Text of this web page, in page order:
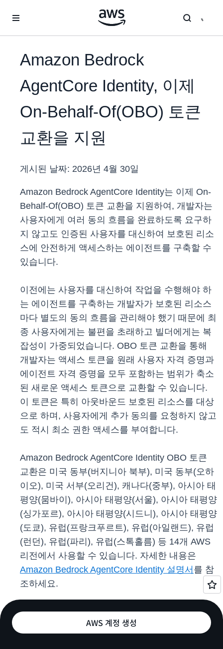
Amazon Bedrock
AgentCore Identity, 이제
On-Behalf-Of(OBO) 토큰
교환을 지원
게시된 날짜: 2026년 4월 30일
Amazon Bedrock AgentCore Identity는 이제 On-
Behalf-Of(OBO) 토큰 교환을 지원하여, 개발자는
사용자에게 여러 동의 흐름을 완료하도록 요구하
지 않고도 인증된 사용자를 대신하여 보호된 리소
스에 안전하게 액세스하는 에이전트를 구축할 수
있습니다.
이전에는 사용자를 대신하여 작업을 수행해야 하
는 에이전트를 구축하는 개발자가 보호된 리소스
마다 별도의 동의 흐름을 관리해야 했기 때문에 최
종 사용자에게는 불편을 초래하고 빌더에게는 복
잡성이 가중되었습니다. OBO 토큰 교환을 통해
개발자는 액세스 토큰을 원래 사용자 자격 증명과
에이전트 자격 증명을 모두 포함하는 범위가 축소
된 새로운 액세스 토큰으로 교환할 수 있습니다.
이 토큰은 특히 아웃바운드 보호된 리소스를 대상
으로 하며, 사용자에게 추가 동의를 요청하지 않고
도 적시 최소 권한 액세스를 부여합니다.
Amazon Bedrock AgentCore Identity OBO 토큰
교환은 미국 동부(버지니아 북부), 미국 동부(오하
이오), 미국 서부(오리건), 캐나다(중부), 아시아 태
평양(뭄바이), 아시아 태평양(서울), 아시아 태평양
(싱가포르), 아시아 태평양(시드니), 아시아 태평양
(도쿄), 유럽(프랑크푸르트), 유럽(아일랜드), 유럽
(런던), 유럽(파리), 유럽(스톡홀름) 등 14개 AWS
리전에서 사용할 수 있습니다. 자세한 내용은
Amazon Bedrock AgentCore Identity 설명서 를 참
조하세요.
AWS 계정 생성